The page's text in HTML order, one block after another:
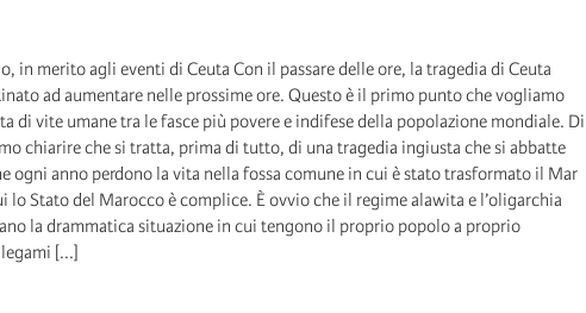
merito agli eventi di Ceuta Con il passare delle ore, la tragedia di Ceuta
ad aumentare nelle prossime ore. Questo è il primo punto che vogliamo
vite umane tra le fasce più povere e indifese della popolazione mondiale. Di
chiarire che si tratta, prima di tutto, di una tragedia ingiusta che si abbatte
anno perdono la vita nella fossa comune in cui è stato trasformato il Mar
Stato del Marocco è complice. È ovvio che il regime alawita e l’oligarchia
la drammatica situazione in cui tengono il proprio popolo a proprio
[...]